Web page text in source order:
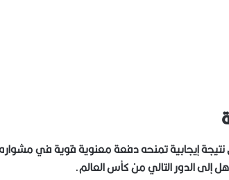
إيجابية تمنحه دفعة معنوية قوية في
الدور التالي من كأس العالم.